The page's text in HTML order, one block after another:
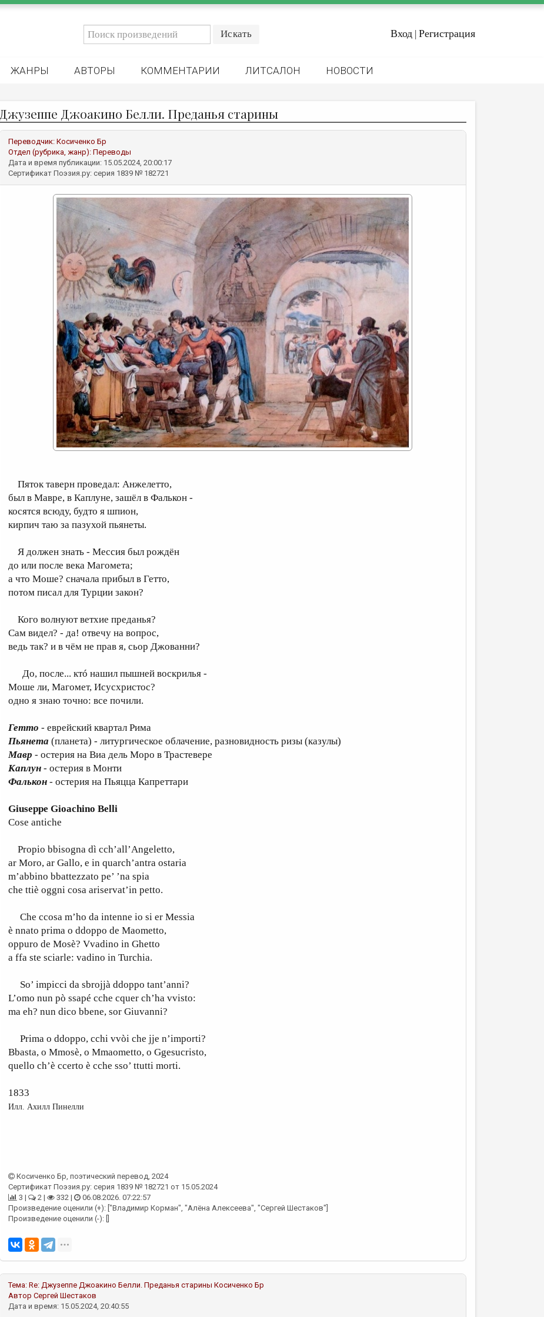
Вход | Регистрация
ЖАНРЫ АВТОРЫ КОММЕНТАРИИ ЛИТСАЛОН НОВОСТИ
Джузеппе Джоакино Белли. Преданья старины
Переводчик: Косиченко Бр
Отдел (рубрика, жанр): Переводы
Дата и время публикации: 15.05.2024, 20:00:17
Сертификат Поэзия.ру: серия 1839 № 182721
Пяток таверн проведал: Анжелетто,
был в Мавре, в Каплуне, зашёл в Фалькон -
косятся всюду, будто я шпион,
кирпич таю за пазухой пьянеты.
Я должен знать - Мессия был рождён
до или после века Магомета;
а что Моше? сначала прибыл в Гетто,
потом писал для Турции закон?
Кого волнуют ветхие преданья?
Сам видел? - да! отвечу на вопрос,
ведь так? и в чём не прав я, сьор Джованни?
До, после... ктó нашил пышней воскрилья -
Моше ли, Магомет, Исусхристос?
одно я знаю точно: все почили.
Гетто - еврейский квартал Рима
Пьянета (планета) - литургическое облачение, разновидность ризы (казулы)
Мавр - остерия на Виа дель Моро в Трастевере
Каплун - остерия в Монти
Фалькон - остерия на Пьяцца Капреттари
Giuseppe Gioachino Belli
Cose antiche
Propio bbisogna dì cch’all’Angeletto,
ar Moro, ar Gallo, e in quarch’antra ostaria
m’abbino bbattezzato pe’ ’na spia
che ttiè oggni cosa ariservat’in petto.
Che ccosa m’ho da intenne io si er Messia
è nnato prima o ddoppo de Maometto,
oppuro de Mosè? Vvadino in Ghetto
a ffa ste sciarle: vadino in Turchia.
So’ impicci da sbrojjà ddoppo tant’anni?
L’omo nun pò ssapé cche cquer ch’ha vvisto:
ma eh? nun dico bbene, sor Giuvanni?
Prima o ddoppo, cchi vvòi che jje n’importi?
Bbasta, o Mmosè, o Mmaometto, o Ggesucristo,
quello ch’è ccerto è cche sso’ ttutti morti.
1833
Илл. Ахилл Пинелли
Косиченко Бр , поэтический перевод, 2024
Сертификат Поэзия.ру: серия 1839 № 182721 от 15.05.2024
3 |
2 | 332 |
06.08.2026. 07:22:57
Произведение оценили (+): ["Владимир Корман", "Алёна Алексеева", "Сергей Шестаков"]
Произведение оценили (-): []
Тема: Re: Джузеппе Джоакино Белли. Преданья старины Косиченко Бр
Автор Сергей Шестаков
Дата и время: 15.05.2024, 20:40:55